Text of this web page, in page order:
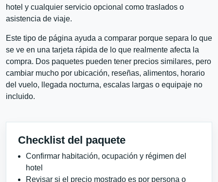
hotel y cualquier servicio opcional como traslados o
asistencia de viaje.
Este tipo de página ayuda a comparar porque separa lo que
se ve en una tarjeta rápida de lo que realmente afecta la
compra. Dos paquetes pueden tener precios similares, pero
cambiar mucho por ubicación, reseñas, alimentos, horario
del vuelo, llegada nocturna, escalas largas o equipaje no
incluido.
Checklist del paquete
Confirmar habitación, ocupación y régimen del
hotel
Revisar si el precio mostrado es por persona o